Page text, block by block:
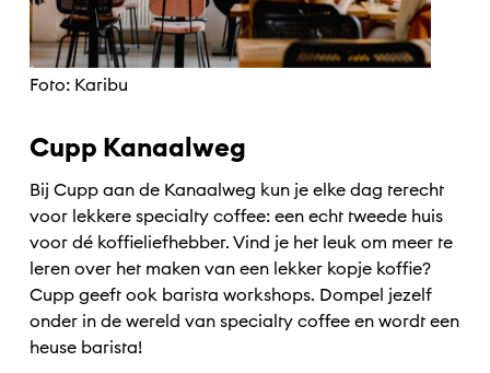
Foto: Karibu
Cupp Kanaalweg
Bij Cupp aan de Kanaalweg kun je elke dag terecht
voor lekkere specialty coffee: een echt tweede huis
voor dé koffieliefhebber. Vind je het leuk om meer te
leren over het maken van een lekker kopje koffie?
Cupp geeft ook barista workshops. Dompel jezelf
onder in de wereld van specialty coffee en wordt een
heuse barista!